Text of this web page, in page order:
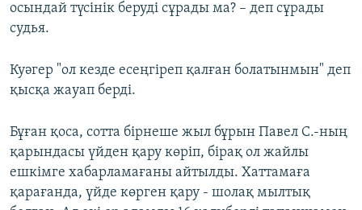
осындай түсінік беруді сұрады ма? – деп сұрады
судья.
Куәгер "ол кезде есеңгіреп қалған болатынмын" деп
қысқа жауап берді.
Бұған қоса, сотта бірнеше жыл бұрын Павел С.-ның
қарындасы үйден қару көріп, бірақ ол жайлы
ешкімге хабарламағаны айтылды. Хаттамаға
қарағанда, үйде көрген қару - шолақ мылтық